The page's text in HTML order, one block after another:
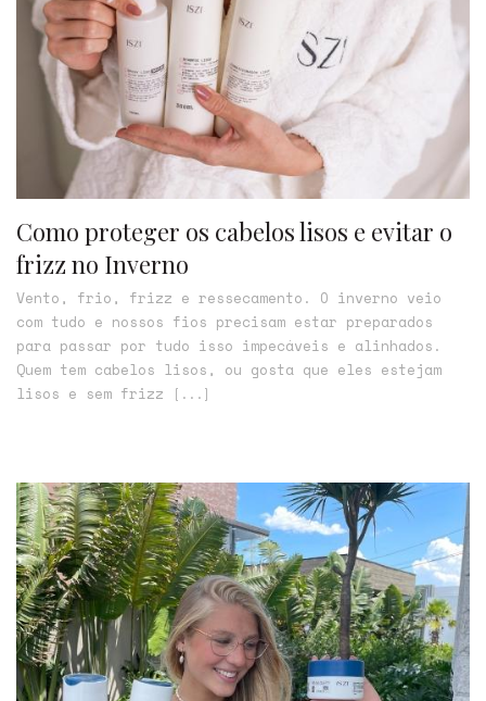
Como proteger os cabelos lisos e evitar o
frizz no Inverno
Vento, frio, frizz e ressecamento. O inverno veio
com tudo e nossos fios precisam estar preparados
para passar por tudo isso impecáveis e alinhados.
Quem tem cabelos lisos, ou gosta que eles estejam
lisos e sem frizz
[...]